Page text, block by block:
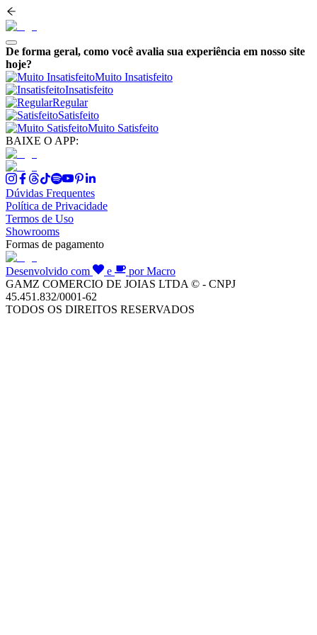
De forma geral, como você avalia sua experiência em nosso site
hoje?
Muito Insatisfeito
Insatisfeito
Regular
Satisfeito
Muito Satisfeito
BAIXE O APP:
Dúvidas Frequentes
Política de Privacidade
Termos de Uso
Showrooms
Formas de pagamento
Desenvolvido com e
por Macro
GAMZ COMERCIO DE JOIAS LTDA © - CNPJ
45.451.832/0001-62
TODOS OS DIREITOS RESERVADOS